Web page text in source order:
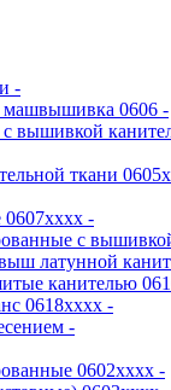
-
машвышивка 0606 -
вышивкой
ткани
-
с
латунной
канителью
0618хххх -
-
0602хххх -